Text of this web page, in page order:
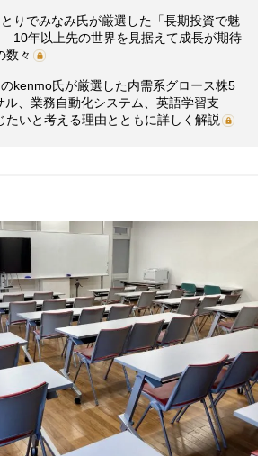
りでみなみ氏が厳選した「長期投資で魅
10年以上先の世界を見据えて成長が期待
数々
のkenmo氏が厳選した内需系グロース株5
ル、業務自動化システム、英語学習支
いと考える理由とともに詳しく解説